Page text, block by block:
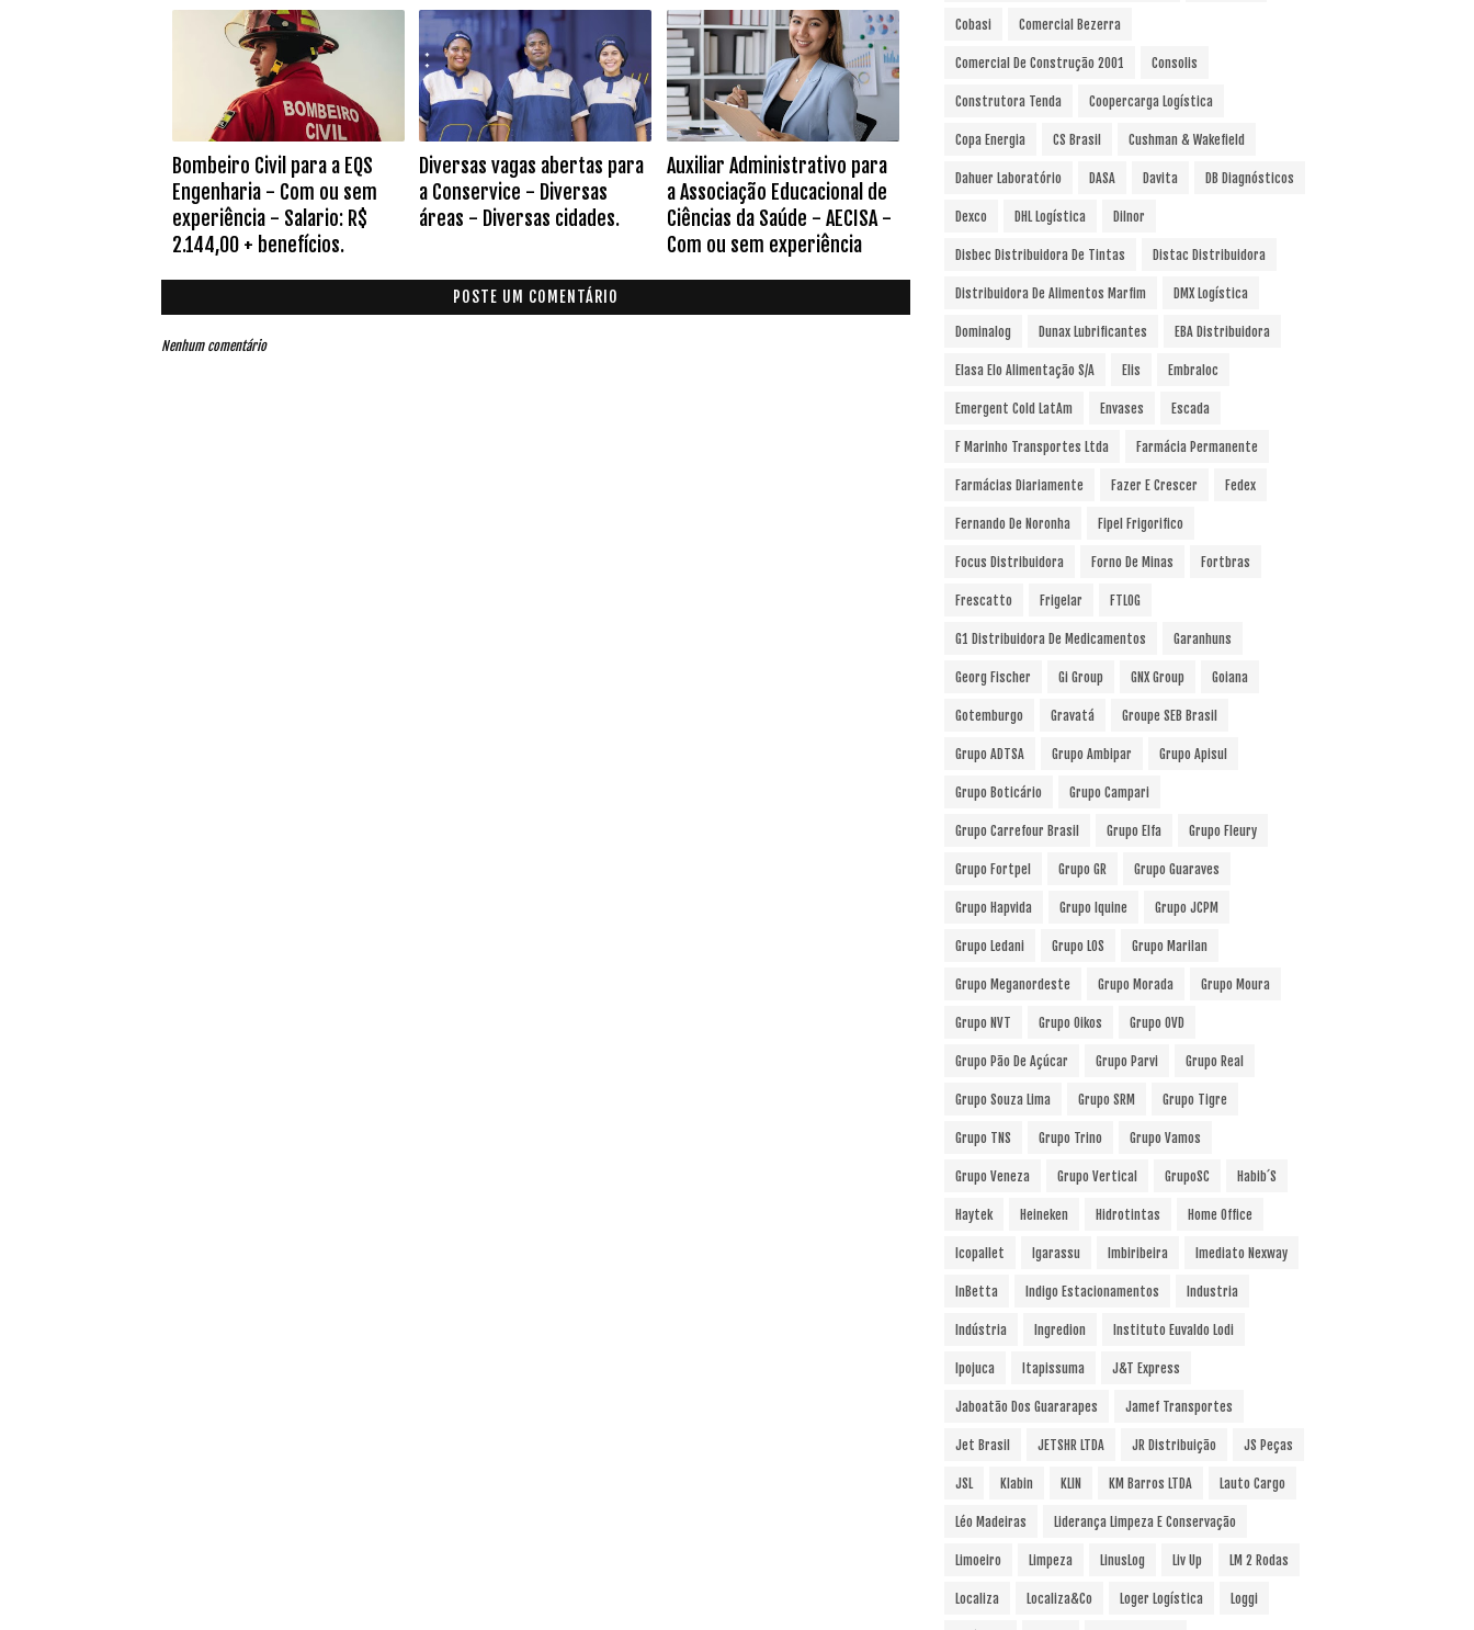
Bombeiro Civil para a EQS
Engenharia - Com ou sem
experiência - Salario: R$
2.144,00 + benefícios.
Diversas vagas abertas para
a Conservice - Diversas
áreas - Diversas cidades.
Auxiliar Administrativo para
a Associação Educacional de
Ciências da Saúde - AECISA -
Com ou sem experiência
POSTE UM COMENTÁRIO
Nenhum comentário
Cobasi Comercial Bezerra
Comercial De Construção 2001 Consolis
Construtora Tenda Coopercarga Logística
Copa Energia CS Brasil Cushman & Wakefield
Dahuer Laboratório DASA Davita DB Diagnósticos
Dexco DHL Logística Dilnor
Disbec Distribuidora De Tintas Distac Distribuidora
Distribuidora De Alimentos Marfim DMX Logística
Dominalog Dunax Lubrificantes EBA Distribuidora
Elasa Elo Alimentação S/A Elis Embraloc
Emergent Cold LatAm Envases Escada
F Marinho Transportes Ltda Farmácia Permanente
Farmácias Diariamente Fazer E Crescer Fedex
Fernando De Noronha Fipel Frigorifico
Focus Distribuidora Forno De Minas Fortbras
Frescatto Frigelar FTLOG
G1 Distribuidora De Medicamentos Garanhuns
Georg Fischer Gi Group GNX Group Goiana
Gotemburgo Gravatá Groupe SEB Brasil
Grupo ADTSA Grupo Ambipar Grupo Apisul
Grupo Boticário Grupo Campari
Grupo Carrefour Brasil Grupo Elfa Grupo Fleury
Grupo Fortpel Grupo GR Grupo Guaraves
Grupo Hapvida Grupo Iquine Grupo JCPM
Grupo Ledani Grupo LOS Grupo Marilan
Grupo Meganordeste Grupo Morada Grupo Moura
Grupo NVT Grupo Oikos Grupo OVD
Grupo Pão De Açúcar Grupo Parvi Grupo Real
Grupo Souza Lima Grupo SRM Grupo Tigre
Grupo TNS Grupo Trino Grupo Vamos
Grupo Veneza Grupo Vertical GrupoSC Habib´s
Haytek Heineken Hidrotintas Home Office
Icopallet Igarassu Imbiribeira Imediato Nexway
InBetta Indigo Estacionamentos Industria
Indústria Ingredion Instituto Euvaldo Lodi
Ipojuca Itapissuma J&T Express
Jaboatão Dos Guararapes Jamef Transportes
Jet Brasil JETSHR LTDA JR Distribuição JS Peças
JSL Klabin KLIN KM Barros LTDA Lauto Cargo
Léo Madeiras Liderança Limpeza E Conservação
Limoeiro Limpeza LinusLog Liv Up LM 2 Rodas
Localiza Localiza&Co Loger Logística Loggi